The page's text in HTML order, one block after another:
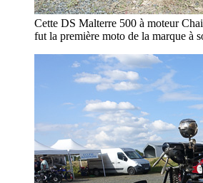
Cette DS Malterre 500 à moteur
fut la première moto de la marque à